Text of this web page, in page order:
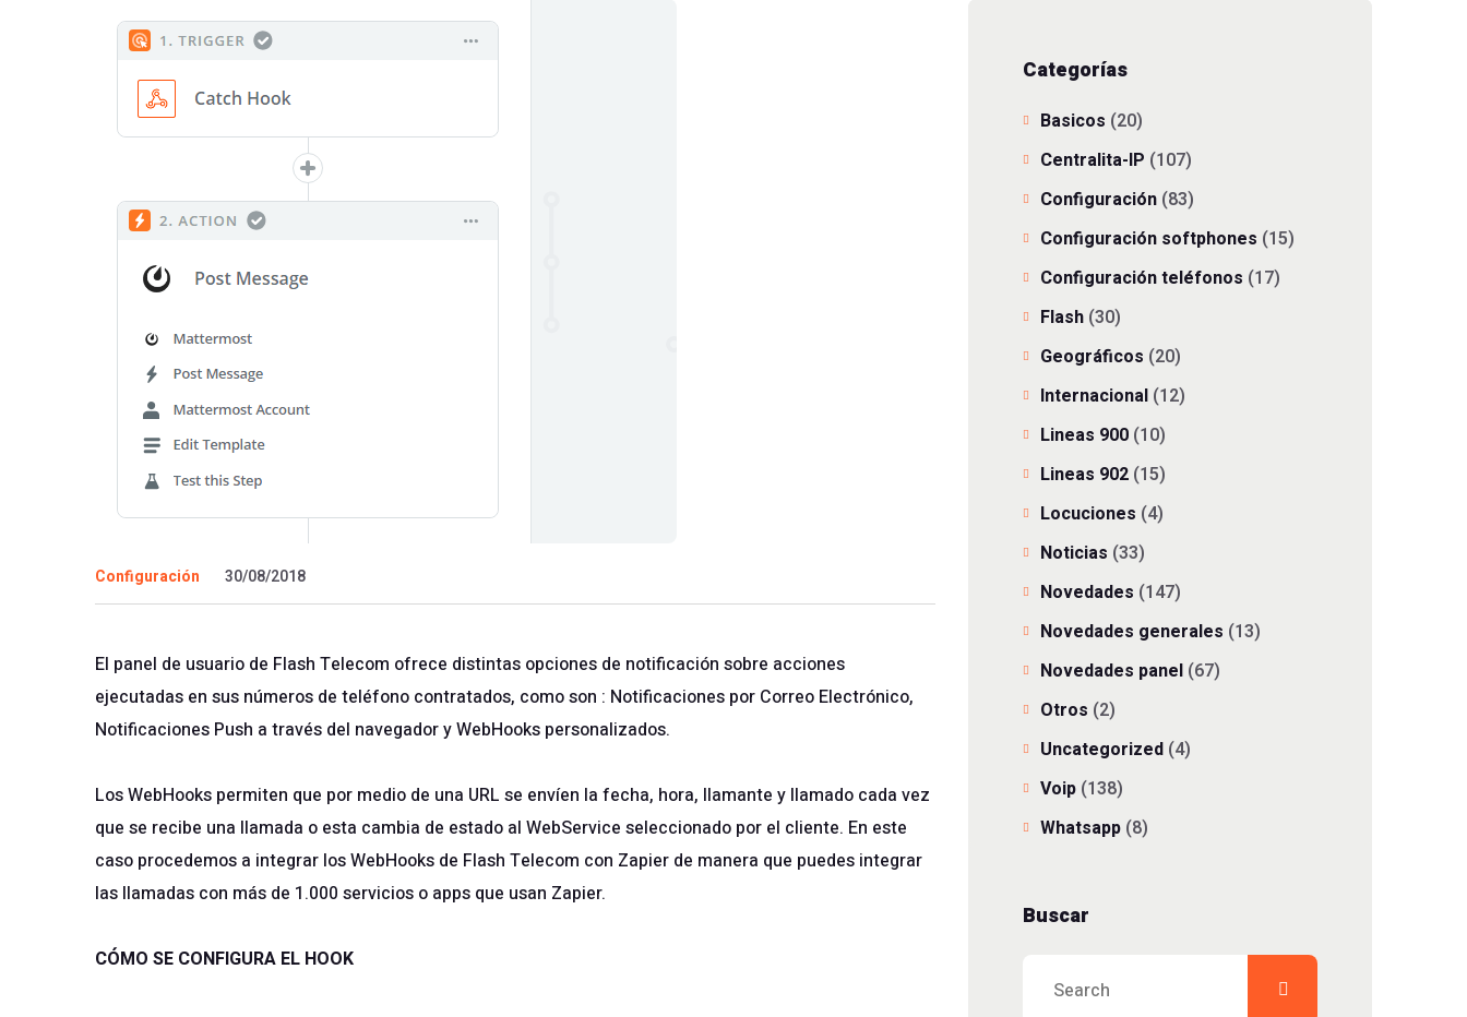
Configuración 30/08/2018
El panel de usuario de Flash Telecom ofrece distintas opciones de notificación sobre acciones
ejecutadas en sus números de teléfono contratados, como son : Notificaciones por Correo Electrónico,
Notificaciones Push a través del navegador y WebHooks personalizados.
Los WebHooks permiten que por medio de una URL se envíen la fecha, hora, llamante y llamado cada vez
que se recibe una llamada o esta cambia de estado al WebService seleccionado por el cliente. En este
caso procedemos a integrar los WebHooks de Flash Telecom con Zapier de manera que puedes integrar
las llamadas con más de 1.000 servicios o apps que usan Zapier.
CÓMO SE CONFIGURA EL HOOK
Categorías
Basicos (20)
Centralita-IP (107)
Configuración (83)
Configuración softphones (15)
Configuración teléfonos (17)
Flash (30)
Geográficos (20)
Internacional (12)
Lineas 900 (10)
Lineas 902 (15)
Locuciones (4)
Noticias (33)
Novedades (147)
Novedades generales (13)
Novedades panel (67)
Otros (2)
Uncategorized (4)
Voip (138)
Whatsapp (8)
Buscar